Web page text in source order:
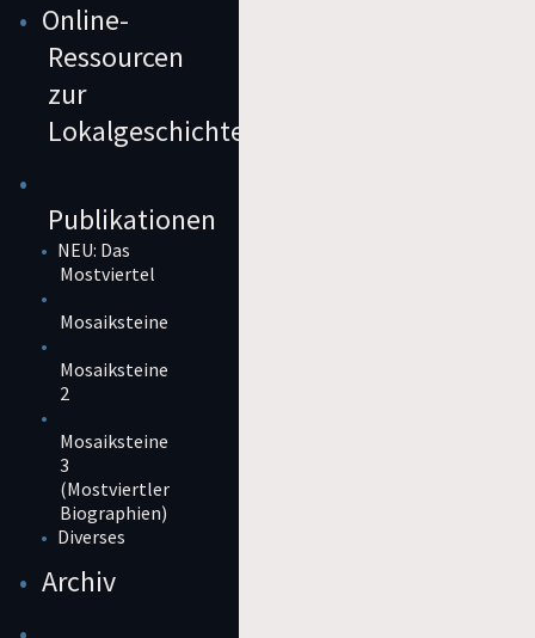
Online-
Ressourcen
zur
Lokalgeschichte
Publikationen
NEU: Das
Mostviertel
Mosaiksteine
Mosaiksteine
2
Mosaiksteine
3
(Mostviertler
Biographien)
Diverses
Archiv